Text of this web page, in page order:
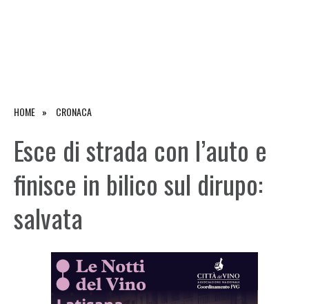
HOME CRONACA
Esce di strada con l’auto e
finisce in bilico sul dirupo:
salvata